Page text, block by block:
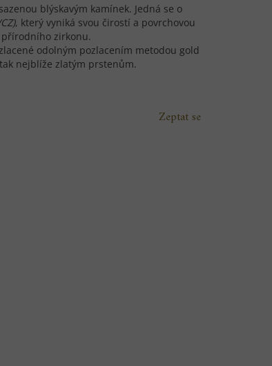
blýskavým kamínek. Jedná se o
, který vyniká svou čirostí a povrchovou
zirkonu.
odolným pozlacením metodou gold
nejblíže zlatým prstenům.
Zeptat se